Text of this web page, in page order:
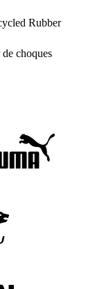
Rubber
choques